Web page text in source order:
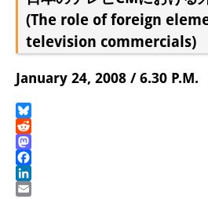
Directorate
Research Team
Publications &
(The role of foreign
television commercials)
January 24, 2008 / 6.30 P.M.
Bluesky
Reddit
Mastodon
Facebook
LinkedIn